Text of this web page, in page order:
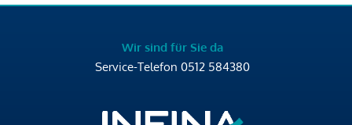
Wir sind für Sie da
Service-Telefon 0512 584380